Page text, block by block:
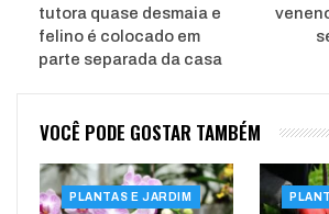
tutora quase desmaia e
felino é colocado em
parte separada da casa
VOCÊ PODE GOSTAR TAMBÉM
PLANTAS E JARDIM